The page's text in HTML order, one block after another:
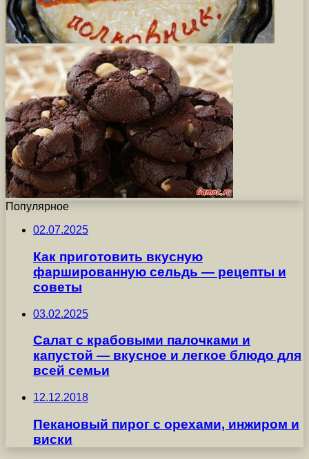
Популярное
02.07.2025
Как приготовить вкусную
фаршированную сельдь — рецепты и
советы
03.02.2025
Салат с крабовыми палочками и
капустой — вкусное и легкое блюдо для
всей семьи
12.12.2018
Пекановый пирог с орехами, инжиром и
виски